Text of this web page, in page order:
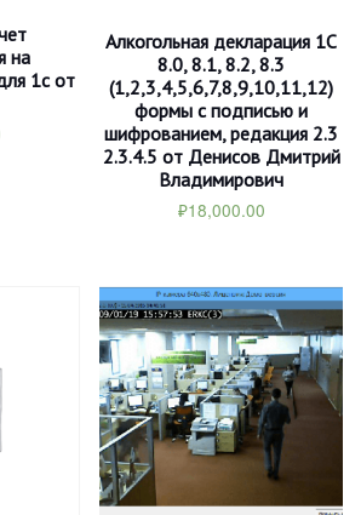
на
1с от
Алкогольная декларация 1С
8.0, 8.1, 8.2, 8.3
(1,2,3,4,5,6,7,8,9,10,11,12)
формы с подписью и
шифрованием, редакция 2.3
2.3.4.5 от Денисов Дмитрий
Владимирович
₽18,000.00